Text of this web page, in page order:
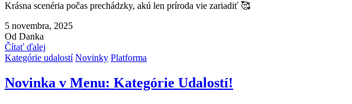
Krásna scenéria počas prechádzky, akú len príroda vie zariadiť 🥰
5 novembra, 2025
Od Danka
Čítať ďalej
Kategórie udalostí Novinky Platforma
Novinka v Menu: Kategórie Udalostí!